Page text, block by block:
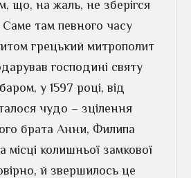
що, на жаль, не зберігся
там певного часу
грецький митрополит
господині святу
у 1597 році, від
чудо – зцілення
брата Анни, Филипа
місці колишньої замкової
й звершилось це